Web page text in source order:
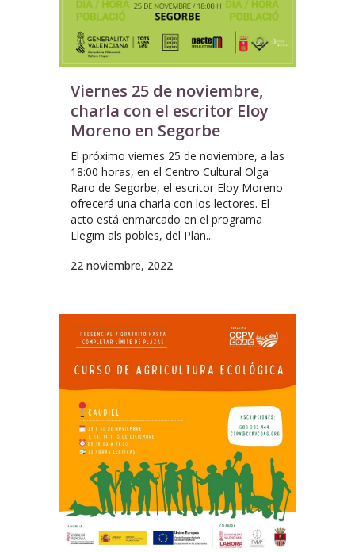
Viernes 25 de noviembre,
charla con el escritor Eloy
Moreno en Segorbe
El próximo viernes 25 de noviembre, a las
18:00 horas, en el Centro Cultural Olga
Raro de Segorbe, el escritor Eloy Moreno
ofrecerá una charla con los lectores. El
acto está enmarcado en el programa
Llegim als pobles, del Plan...
22 noviembre, 2022